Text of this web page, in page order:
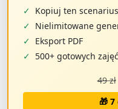
✓ Kopiuj ten
✓ Nielimitowane
✓ Eksport PDF
✓ 500+ gotowych zajęć
49 zł
🎁